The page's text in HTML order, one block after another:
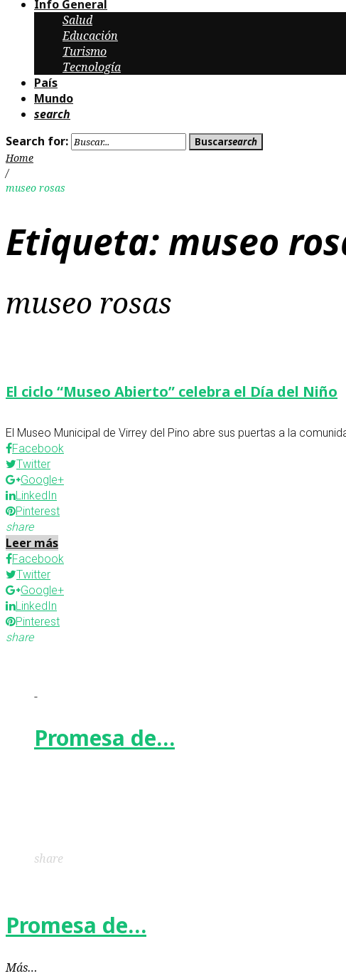
Info General
Salud
Educación
Turismo
Tecnología
País
Mundo
search
Search for:
Buscarsearch
Home
/
museo rosas
Etiqueta: museo
museo rosas
El ciclo “Museo Abierto” celebra el Día del Niño
El Museo Municipal de Virrey del Pino abre sus puertas a la
Facebook
Twitter
Google+
LinkedIn
Pinterest
share
Leer más
Facebook
Twitter
Google+
LinkedIn
Pinterest
share
-
Promesa de…
share
Promesa de…
Más…